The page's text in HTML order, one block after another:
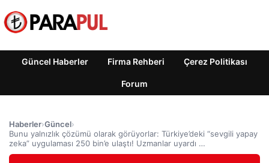
Güncel Haberler Firma Rehberi Çerez Politikası
Forum
Haberler›Güncel›
Bunu yalnızlık çözümü olarak görüyorlar: Türkiye’deki “sevgili yapay
zeka” uygulaması 250 bin’e ulaştı! Uzmanlar uyardı …